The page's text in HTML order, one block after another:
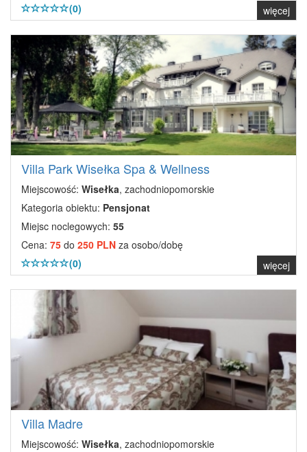
(0)
więcej
Villa Park Wisełka Spa & Wellness
Miejscowość: Wisełka, zachodniopomorskie
Kategoria obiektu: Pensjonat
Miejsc noclegowych: 55
Cena: 75 do 250 PLN za osobo/dobę
(0)
więcej
Villa Madre
Miejscowość: Wisełka, zachodniopomorskie